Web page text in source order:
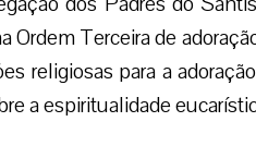
Terceira de
religiosas para a
a espiritualidade